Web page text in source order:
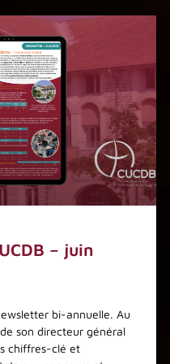
– juin
bi-annuelle. Au
son directeur général
chiffres-clé et